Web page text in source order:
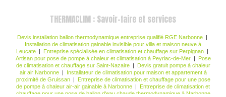
THERMACLIM : Savoir-faire et services
Devis installation ballon thermodynamique entreprise qualifié RGE Narbonne |
Installation de climatisation gainable invisible pour villa et maison neuve à
Leucate | Entreprise spécialisée en climatisation et chauffage sur Perpignan |
Artisan pour pose de pompe à chaleur et climatisation à Peyriac-de-Mer|
Pose
de climatisation et chauffage sur Saint-Nazaire|
Devis gratuit pompe à chaleur
air air Narbonne|
Installateur de climatisation pour maison et appartement à
proximité de Gruissan|
Entreprise de climatisation et chauffage pour une pose
de pompe à chaleur air-air gainable à Narbonne | Entreprise de climatisation et
chauffage pour une pose de ballon d'eau chaude thermodynamique à Narbonne